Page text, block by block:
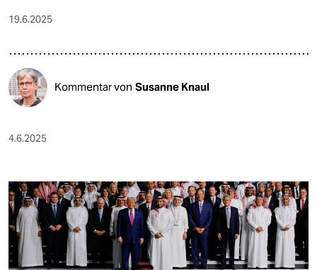
19.6.2025
Kommentar von Susanne Knaul
4.6.2025